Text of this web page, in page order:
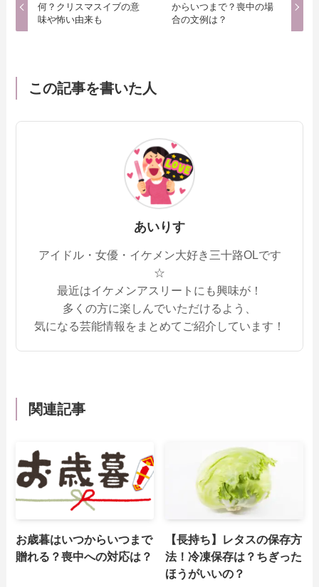
何？クリスマスイブの意
味や怖い由来も
からいつまで？喪中の場
合の文例は？
この記事を書いた人
あいりす
アイドル・女優・イケメン大好き三十路OLです
☆
最近はイケメンアスリートにも興味が！
多くの方に楽しんでいただけるよう、
気になる芸能情報をまとめてご紹介しています！
関連記事
お歳暮はいつからいつまで
贈れる？喪中への対応は？
【長持ち】レタスの保存方
法！冷凍保存は？ちぎった
ほうがいいの？